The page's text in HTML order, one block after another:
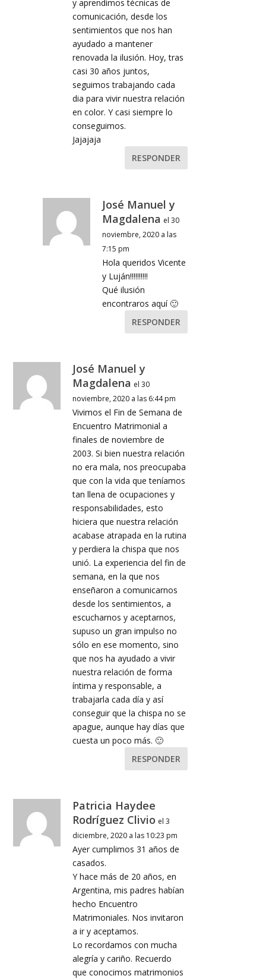
y aprendimos técnicas de
comunicación, desde los
sentimientos que nos han
ayudado a mantener
renovada la ilusión. Hoy, tras
casi 30 años juntos,
seguimos trabajando cada
dia para vivir nuestra relación
en color. Y casi siempre lo
conseguimos.
Jajajaja
RESPONDER
José Manuel y
Magdalena el 30
noviembre, 2020 a las
7:15 pm
Hola queridos Vicente
y Luján!!!!!!!!!!
Qué ilusión
encontraros aquí 🙂
RESPONDER
José Manuel y
Magdalena el 30
noviembre, 2020 a las 6:44 pm
Vivimos el Fin de Semana de
Encuentro Matrimonial a
finales de noviembre de
2003. Si bien nuestra relación
no era mala, nos preocupaba
que con la vida que teníamos
tan llena de ocupaciones y
responsabilidades, esto
hiciera que nuestra relación
acabase atrapada en la rutina
y perdiera la chispa que nos
unió. La experiencia del fin de
semana, en la que nos
enseñaron a comunicarnos
desde los sentimientos, a
escucharnos y aceptarnos,
supuso un gran impulso no
sólo en ese momento, sino
que nos ha ayudado a vivir
nuestra relación de forma
íntima y responsable, a
trabajarla cada día y así
conseguir que la chispa no se
apague, aunque hay días que
cuesta un poco más. 🙂
RESPONDER
Patricia Haydee
Rodríguez Clivio el 3
diciembre, 2020 a las 10:23 pm
Ayer cumplimos 31 años de
casados.
Y hace más de 20 años, en
Argentina, mis padres habían
hecho Encuentro
Matrimoniales. Nos invitaron
a ir y aceptamos.
Lo recordamos con mucha
alegría y cariño. Recuerdo
que conocimos matrimonios